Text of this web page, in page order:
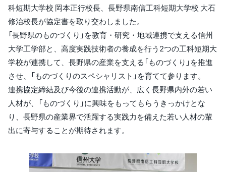
科短期大学校 岡本正行校長、長野県南信工科短期大学校 大石
修治校長が協定書を取り交わしました。
「長野県のものづくり」を教育・研究・地域連携で支える信州
大学工学部と、高度実践技術者の養成を行う2つの工科短期大
学校が連携して、長野県の産業を支える「ものづくり」を推進
させ、「ものづくりのスペシャリスト」を育てて参ります。
連携協定締結及び今後の連携活動が、広く長野県内外の若い
人材が、「ものづくり」に興味をもってもらうきっかけとな
り、長野県の産業界で活躍する実践力を備えた若い人材の輩
出に寄与することが期待されます。